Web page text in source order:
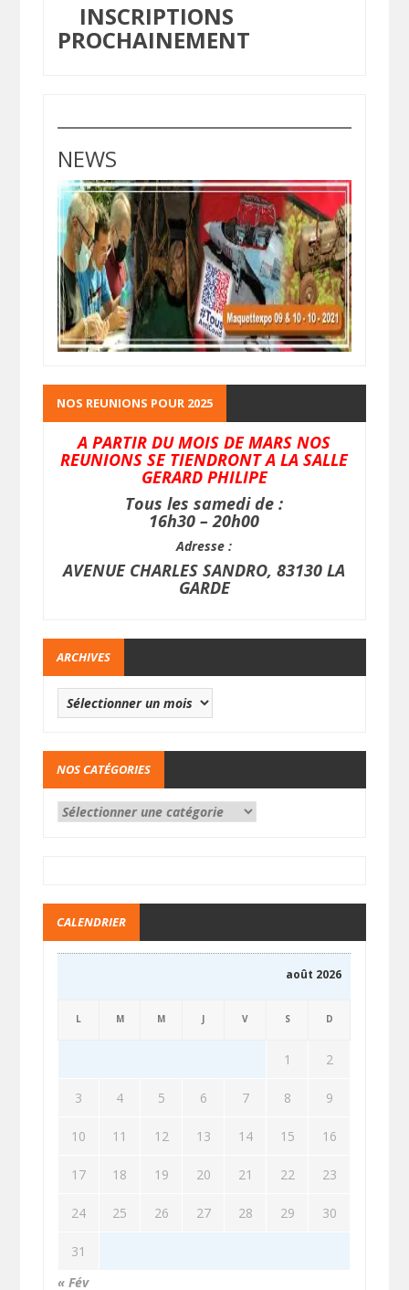
INSCRIPTIONS
PROCHAINEMENT
NEWS
NOS REUNIONS POUR 2025
A PARTIR DU MOIS DE MARS NOS
REUNIONS SE TIENDRONT A LA SALLE
GERARD PHILIPE
Tous les samedi de :
16h30 – 20h00
Adresse :
AVENUE CHARLES SANDRO, 83130 LA
GARDE
ARCHIVES
NOS CATÉGORIES
CALENDRIER
août 2026
L M M J V S D
1 2
3 4 5 6 7 8 9
10 11 12 13 14 15 16
17 18 19 20 21 22 23
24 25 26 27 28 29 30
31
« Fév